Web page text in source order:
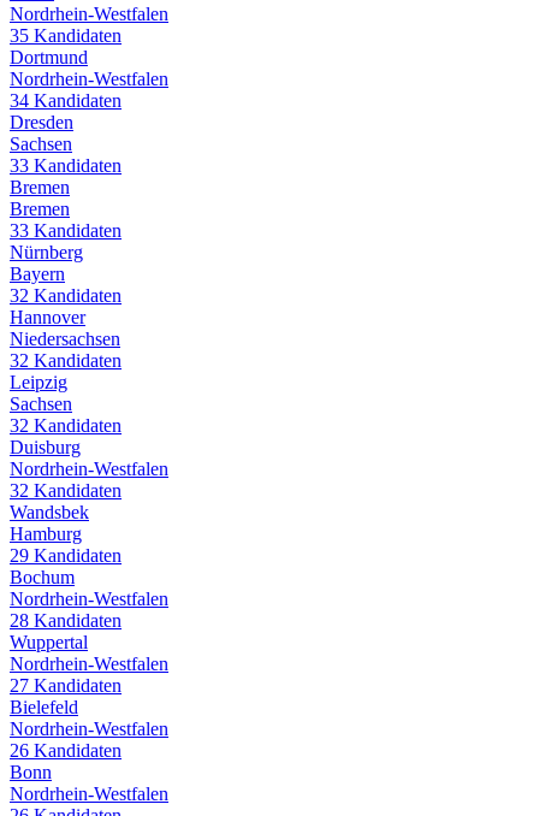
Nordrhein-Westfalen
35 Kandidaten
Dortmund
Nordrhein-Westfalen
34 Kandidaten
Dresden
Sachsen
33 Kandidaten
Bremen
Bremen
33 Kandidaten
Nürnberg
Bayern
32 Kandidaten
Hannover
Niedersachsen
32 Kandidaten
Leipzig
Sachsen
32 Kandidaten
Duisburg
Nordrhein-Westfalen
32 Kandidaten
Wandsbek
Hamburg
29 Kandidaten
Bochum
Nordrhein-Westfalen
28 Kandidaten
Wuppertal
Nordrhein-Westfalen
27 Kandidaten
Bielefeld
Nordrhein-Westfalen
26 Kandidaten
Bonn
Nordrhein-Westfalen